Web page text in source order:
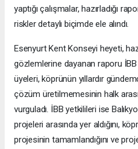
yaptığı çalışmalar, hazırladığı
riskler detaylı biçimde ele alındı.
Esenyurt Kent Konseyi heyeti,
gözlemlerine dayanan raporu
üyeleri, köprünün yıllardır
çözüm üretilmemesinin halk
vurguladı. İBB yetkilileri ise
projeleri arasında yer aldığını,
projesinin tamamlandığını ve